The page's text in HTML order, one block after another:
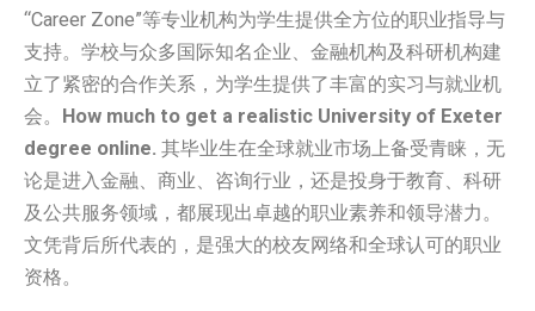
“Career Zone”等专业机构为学生提供全方位的职业指导与
支持。学校与众多国际知名企业、金融机构及科研机构建
立了紧密的合作关系，为学生提供了丰富的实习与就业机
会。 How much to get a realistic University of Exeter
degree online. 其毕业生在全球就业市场上备受青睐，无
论是进入金融、商业、咨询行业，还是投身于教育、科研
及公共服务领域，都展现出卓越的职业素养和领导潜力。
文凭背后所代表的，是强大的校友网络和全球认可的职业
资格。